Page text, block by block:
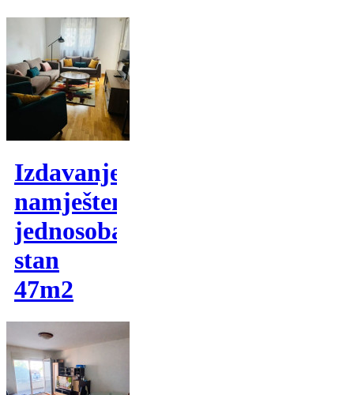
Izdavanje,
namješten
jednosoban
stan
47m2